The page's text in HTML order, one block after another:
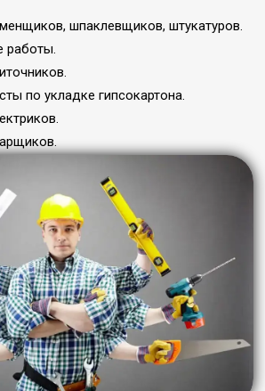
шпаклевщиков, штукатуров.
работы.
по укладке гипсокартона.